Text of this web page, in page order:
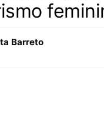
Barreto